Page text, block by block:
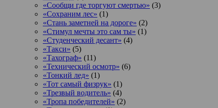
«Сообщи где торгуют смертью» (3)
«Сохраним лес» (1)
«Стань заметней на дороге» (2)
«Стимул мечты это сам ты» (1)
«Студенческий десант» (4)
«Такси» (5)
«Тахограф» (11)
«Технический осмотр» (6)
«Тонкий лед» (1)
«Тот самый физрук» (1)
«Трезвый водитель» (4)
«Тропа победителей» (2)